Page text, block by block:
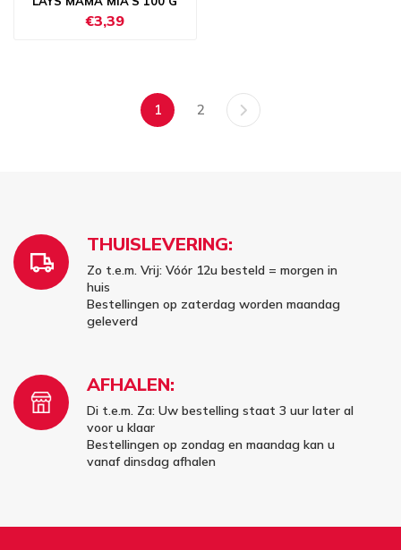
€3,39
1 2
THUISLEVERING:
Zo t.e.m. Vrij: Vóór 12u besteld = morgen in
huis
Bestellingen op zaterdag worden maandag
geleverd
AFHALEN:
Di t.e.m. Za: Uw bestelling staat 3 uur later al
voor u klaar
Bestellingen op zondag en maandag kan u
vanaf dinsdag afhalen